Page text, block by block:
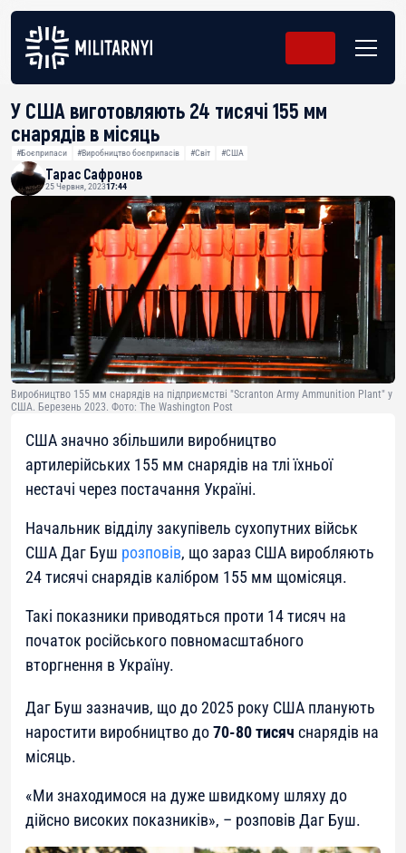
У США виготовляють 24 тисячі 155 мм
снарядів в місяць
#Боєприпаси #Виробництво боєприпасів #Світ #США
Тарас Сафронов
25 Червня, 202317:44
Виробництво 155 мм снарядів на підприємстві "Scranton Army Ammunition Plant" у
США. Березень 2023. Фото: The Washington Post
США значно збільшили виробництво
артилерійських 155 мм снарядів на тлі їхньої
нестачі через постачання Україні.
Начальник відділу закупівель сухопутних військ
США Даг Буш розповів, що зараз США виробляють
24 тисячі снарядів калібром 155 мм щомісяця.
Такі показники приводяться проти 14 тисяч на
початок російського повномасштабного
вторгнення в Україну.
Даг Буш зазначив, що до 2025 року США планують
наростити виробництво до70-80 тисяч снарядів на
місяць.
«Ми знаходимося на дуже швидкому шляху до
дійсно високих показників», – розповів Даг Буш.